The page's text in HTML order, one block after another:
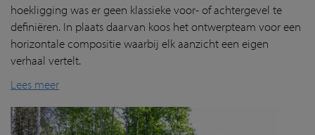
hoekligging was er geen klassieke voor- of achtergevel te
definiëren. In plaats daarvan koos het ontwerpteam voor een
horizontale compositie waarbij elk aanzicht een eigen
verhaal vertelt.
Lees meer